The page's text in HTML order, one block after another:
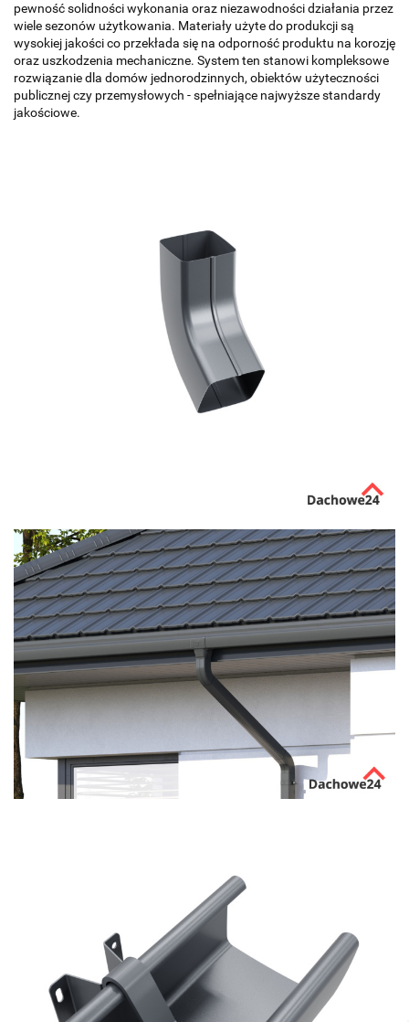
pewność solidności wykonania oraz niezawodności działania przez
wiele sezonów użytkowania. Materiały użyte do produkcji są
wysokiej jakości co przekłada się na odporność produktu na korozję
oraz uszkodzenia mechaniczne. System ten stanowi kompleksowe
rozwiązanie dla domów jednorodzinnych, obiektów użyteczności
publicznej czy przemysłowych - spełniające najwyższe standardy
jakościowe.